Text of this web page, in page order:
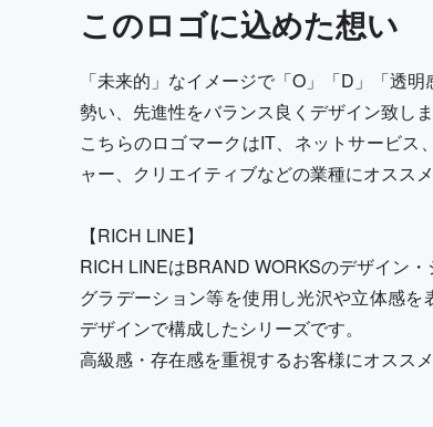
このロゴに込めた想い
「未来的」なイメージで「O」「D」「透
勢い、先進性をバランス良くデザイン致し
こちらのロゴマークはIT、ネットサービ
ャー、クリエイティブなどの業種にオスス
【RICH LINE】
RICH LINEはBRAND WORKSのデザイン・
グラデーション等を使用し光沢や立体感
デザインで構成したシリーズです。
高級感・存在感を重視するお客様にオススメ